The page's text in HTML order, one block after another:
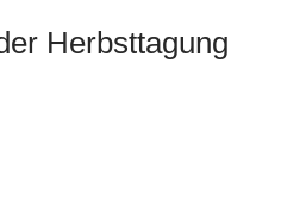
Herbsttagung